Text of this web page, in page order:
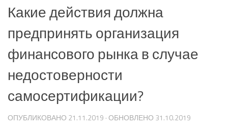
Какие действия должна
предпринять организация
финансового рынка в случае
недостоверности
самосертификации?
ОПУБЛИКОВАНО 21.11.2019 · ОБНОВЛЕНО 31.10.2019